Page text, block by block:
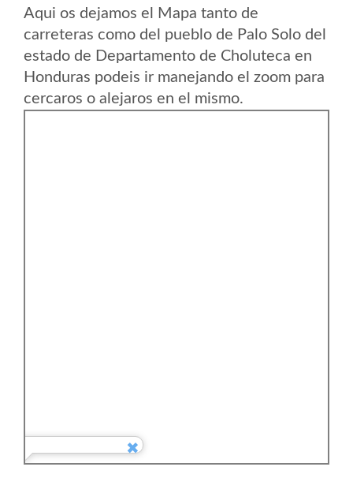
Aqui os dejamos el Mapa tanto de
carreteras como del pueblo de Palo Solo del
estado de Departamento de Choluteca en
Honduras podeis ir manejando el zoom para
cercaros o alejaros en el mismo.